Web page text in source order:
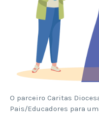
O parceiro Caritas
Pais/Educadores para